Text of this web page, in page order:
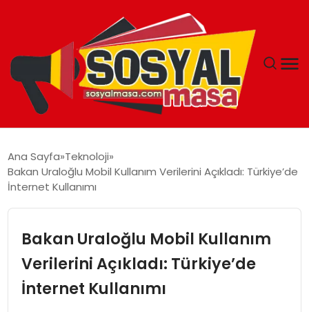
EKONOMI
EĞITIM
Ana Sayfa Teknoloji
Bakan Uraloğlu Mobil Kullanım Verilerini Açıkladı: Türkiye’de
İnternet Kullanımı
Bakan Uraloğlu Mobil Kullanım
Verilerini Açıkladı: Türkiye’de
İnternet Kullanımı